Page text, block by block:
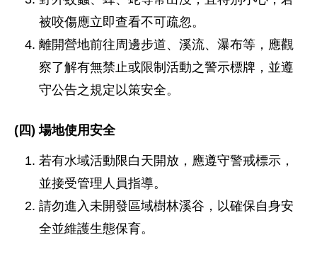
被咬傷應立即查看不可疏忽。
離開營地前往周邊步道、溪流、瀑布等，應觀
察了解有無禁止或限制活動之警示標牌，並遵
守公告之規定以策安全。
(四) 場地使用安全
若有水域活動限白天開放，應遵守警戒標示，
並接受管理人員指導。
請勿進入未開發區域樹林溪谷，以確保自身安
全並維護生態保育。